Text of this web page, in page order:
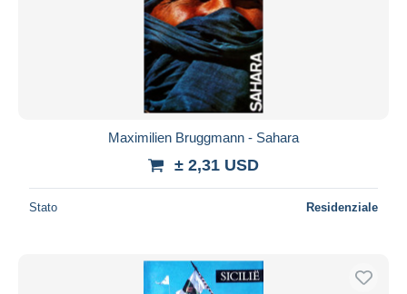
Maximilien Bruggmann - Sahara
± 2,31 USD
Stato Residenziale